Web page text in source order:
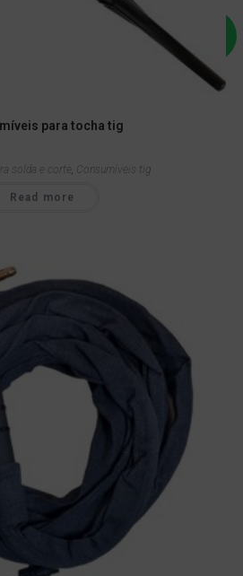
para tocha tig
solda e corte, Consumíveis tig
Read more